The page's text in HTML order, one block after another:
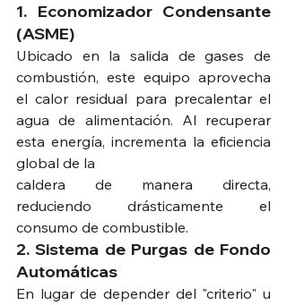
1. Economizador Condensante
(ASME)
Ubicado en la salida de gases de
combustión, este equipo aprovecha
el calor residual para precalentar el
agua de alimentación. Al recuperar
esta energía, incrementa la eficiencia
global de la
caldera de manera directa,
reduciendo drásticamente el
consumo de combustible.
2. Sistema de Purgas de Fondo
Automáticas
En lugar de depender del "criterio" u